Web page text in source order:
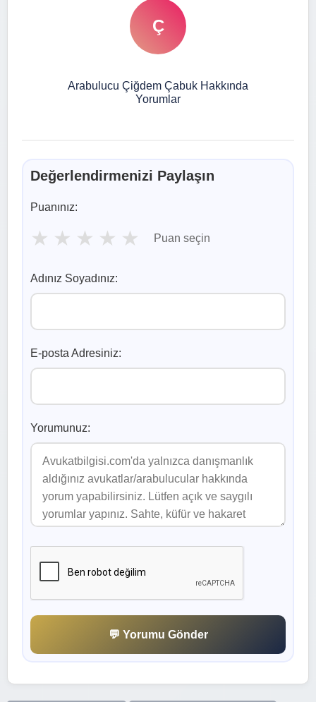
Ç
Arabulucu Çiğdem Çabuk Hakkında
Yorumlar
Değerlendirmenizi Paylaşın
Puanınız:
★ ★ ★ ★ ★ Puan seçin
Adınız Soyadınız:
E-posta Adresiniz:
Yorumunuz:
💬 Yorumu Gönder